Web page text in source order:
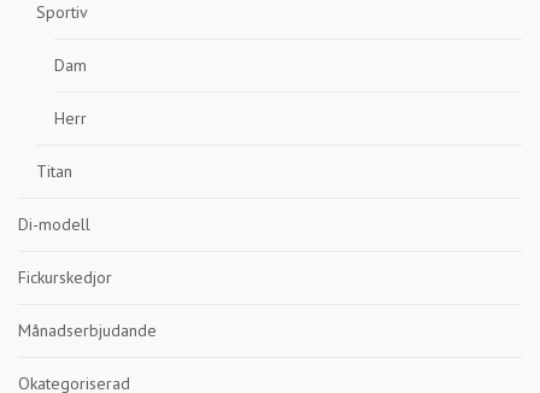
Sportiv
Dam
Herr
Titan
Di-modell
Fickurskedjor
Månadserbjudande
Okategoriserad